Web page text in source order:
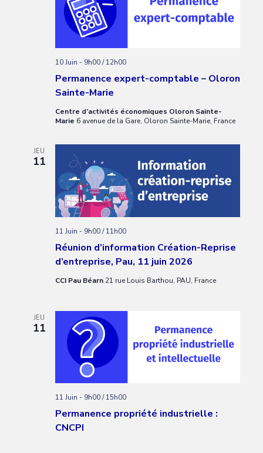
Permanence expert-comptable – Oloron
Sainte-Marie
10 Juin - 9h00/12h00
Centre d’activités économiques Oloron Sainte-
Marie 6 avenue de la Gare, Oloron Sainte-Marie, France
JEU
11
Réunion d’information Création-Reprise
d’entreprise, Pau, 11 juin 2026
11 Juin - 9h00/11h00
CCI Pau Béarn 21 rue Louis Barthou, PAU, France
JEU
11
Permanence propriété industrielle :
CNCPI
11 Juin - 9h00/15h00